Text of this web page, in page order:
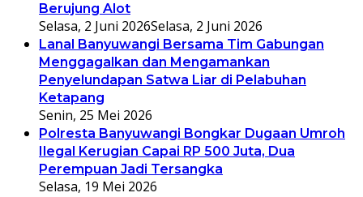
Berujung Alot
Selasa, 2 Juni 2026Selasa, 2 Juni 2026
Lanal Banyuwangi Bersama Tim Gabungan
Menggagalkan dan Mengamankan
Penyelundapan Satwa Liar di Pelabuhan
Ketapang
Senin, 25 Mei 2026
Polresta Banyuwangi Bongkar Dugaan Umroh
Ilegal Kerugian Capai RP 500 Juta, Dua
Perempuan Jadi Tersangka
Selasa, 19 Mei 2026